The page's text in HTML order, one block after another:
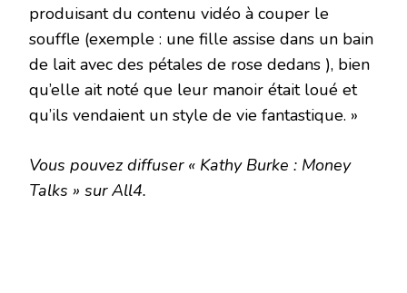
produisant du contenu vidéo à couper le
souffle (exemple : une fille assise dans un bain
de lait avec des pétales de rose dedans ), bien
qu’elle ait noté que leur manoir était loué et
qu’ils vendaient un style de vie fantastique. »
Vous pouvez diffuser « Kathy Burke : Money
Talks » sur All4.